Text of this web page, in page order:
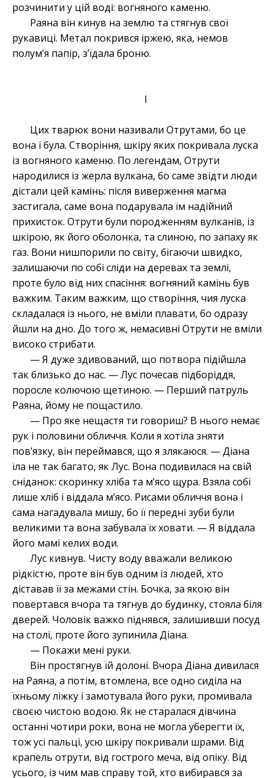
розчинити у цій воді: вогняного каменю.
Раяна він кинув на землю та стягнув свої
рукавиці. Метал покрився іржею, яка, немов
полум’я папір, з’їдала броню.
I
Цих тварюк вони називали Отрутами, бо це
вона і була. Створіння, шкіру яких покривала луска
із вогняного каменю. По легендам, Отрути
народилися із жерла вулкана, бо саме звідти люди
дістали цей камінь: після виверження магма
застигала, саме вона подарувала їм надійний
прихисток. Отрути були породженням вулканів, із
шкірою, як його оболонка, та слиною, по запаху як
газ. Вони нишпорили по світу, бігаючи швидко,
залишаючи по собі сліди на деревах та землі,
проте було від них спасіння: вогняний камінь був
важким. Таким важким, що створіння, чия луска
складалася із нього, не вміли плавати, бо одразу
йшли на дно. До того ж, немасивні Отрути не вміли
високо стрибати.
— Я дуже здивований, що потвора підійшла
так близько до нас. — Лус почесав підборіддя,
поросле колючою щетиною. — Перший патруль
Раяна, йому не пощастило.
— Про яке нещастя ти говориш? В нього немає
рук і половини обличчя. Коли я хотіла зняти
пов’язку, він переймався, що я злякаюся. — Діана
їла не так багато, як Лус. Вона подивилася на свій
сніданок: скоринку хліба та м’ясо щура. Взяла собі
лише хліб і віддала м’ясо. Рисами обличчя вона і
сама нагадувала мишу, бо її передні зуби були
великими та вона забувала їх ховати. — Я віддала
його мамі келих води.
Лус кивнув. Чисту воду вважали великою
рідкістю, проте він був одним із людей, хто
діставав її за межами стін. Бочка, за якою він
повертався вчора та тягнув до будинку, стояла біля
дверей. Чоловік важко піднявся, залишивши посуд
на столі, проте його зупинила Діана.
— Покажи мені руки.
Він простягнув їй долоні. Вчора Діана дивилася
на Раяна, а потім, втомлена, все одно сиділа на
їхньому ліжку і замотувала його руки, промивала
своєю чистою водою. Як не старалася дівчина
останні чотири роки, вона не могла уберегти їх,
тож усі пальці, усю шкіру покривали шрами. Від
крапель отрути, від гострого меча, від опіку. Від
усього, із чим мав справу той, хто вибирався за